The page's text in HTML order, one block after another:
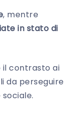
, mentre
in stato di
contrasto ai
da perseguire